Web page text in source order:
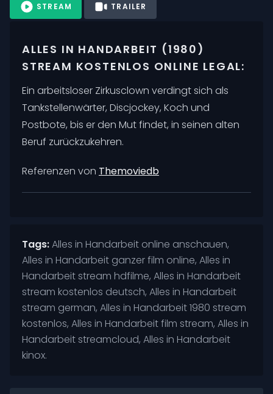
STREAM TRAILER
ALLES IN HANDARBEIT (1980)
STREAM KOSTENLOS ONLINE LEGAL:
Ein arbeitsloser Zirkusclown verdingt sich als
Tankstellenwärter, Discjockey, Koch und
Postbote, bis er den Mut findet, in seinen alten
Beruf zurückzukehren.
Referenzen von Themoviedb
Tags:Alles in Handarbeit online anschauen,
Alles in Handarbeit ganzer film online, Alles in
Handarbeit stream hdfilme, Alles in Handarbeit
stream kostenlos deutsch, Alles in Handarbeit
stream german, Alles in Handarbeit 1980 stream
kostenlos, Alles in Handarbeit film stream, Alles in
Handarbeit streamcloud, Alles in Handarbeit
kinox.